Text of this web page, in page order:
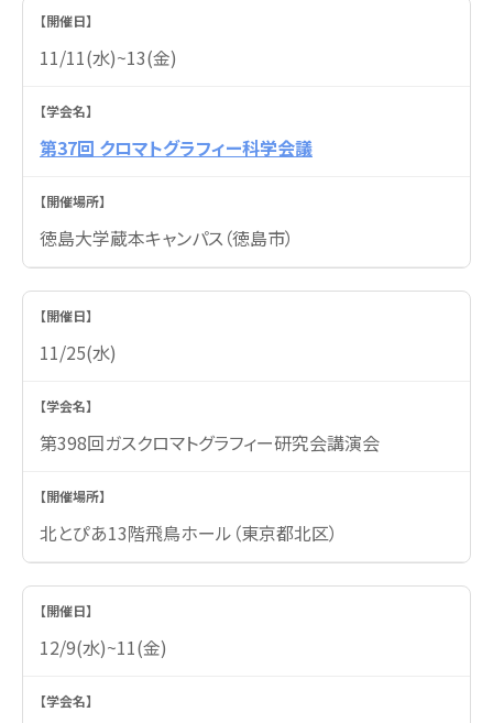
11/11(水)~13(金)
第37回 クロマトグラフィー科学会議
徳島大学蔵本キャンパス（徳島市）
11/25(水)
第398回ガスクロマトグラフィー研究会講演会
北とぴあ13階飛鳥ホール（東京都北区）
12/9(水)~11(金)